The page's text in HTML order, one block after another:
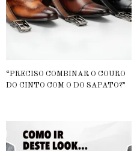
“PRECISO COMBINAR O COURO
DO CINTO COM O DO SAPATO?”